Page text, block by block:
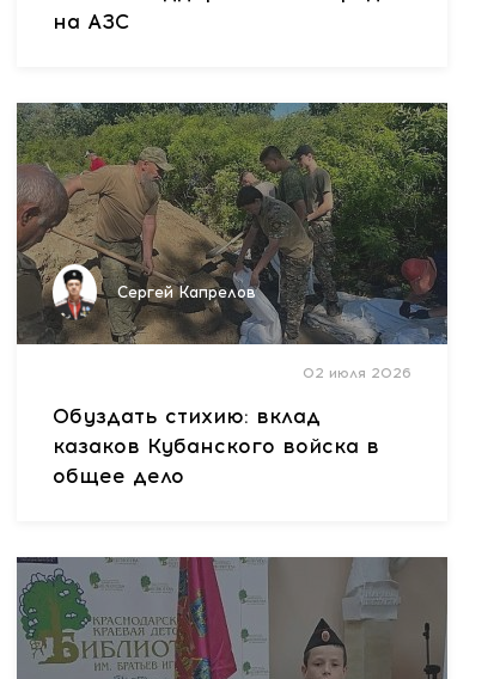
на АЗС
Сергей Капрелов
02 июля 2026
Обуздать стихию: вклад
казаков Кубанского войска в
общее дело